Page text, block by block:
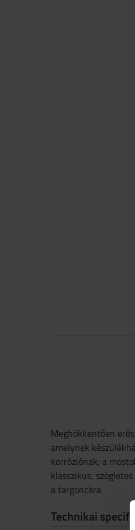
Meghökkentően
amelynek
korróziónak; a
klasszikus,
a targoncára.
Technikai